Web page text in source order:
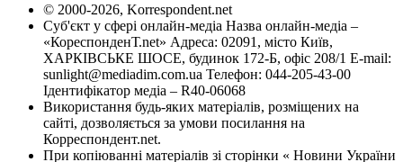
© 2000-2026, Korrespondent.net
Суб'єкт у сфері онлайн-медіа Назва онлайн-медіа –
«КореспонденТ.net» Адреса: 02091, місто Київ,
ХАРКІВСЬКЕ ШОСЕ, будинок 172-Б, офіс 208/1 E-mail:
sunlight@mediadim.com.ua Телефон: 044-205-43-00
Ідентифікатор медіа – R40-06068
Використання будь-яких матеріалів, розміщених на
сайті, дозволяється за умови посилання на
Корреспондент.net.
При копіюванні матеріалів зі сторінки « Новини України